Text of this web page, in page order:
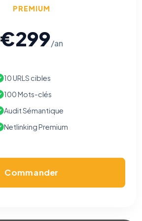
PREMIUM
€299/an
10 URLS cibles
100 Mots-clés
Audit Sémantique
Netlinking Premium
Commander